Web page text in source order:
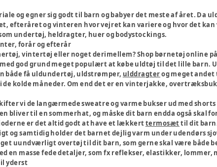
og egner sig godt til barn og babyer det meste af året.
efteråret og vinteren hvor vejret kan variere og hvor det
undertøj, heldragter, huer og bodystockings.
forår og efterår
vintertøj eller noget derimellem? Shop børnetøj online
god grund meget populært at købe uldtøj til det lille barn.
både få uldundertøj, uldstrømper, ulddragterog meget
kolde måneder. Om end det er en vinterjakke,
vi de langærmede sweatre og varme bukser ud med
bliver til en sommerhat, og måske dit barn endda også skal
er det altid godt at have et lækkerttermosættil dit
og samtidig holder det barnet dejlig varm under udendørs
uundværligt overtøj til dit barn, som gerne skal være både
en masse fede detaljer, som fx reflekser, elastikker,
yderst